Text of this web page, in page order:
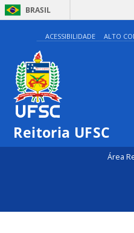
BRASIL
ACESSIBILIDADE ALTO
Reitoria UFSC
Área